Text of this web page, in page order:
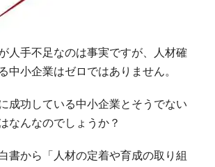
人手不足なのは事実ですが、人材確
中小企業はゼロではありません。
成功している中小企業とそうでない
なんなのでしょうか？
書から「人材の定着や育成の取り組